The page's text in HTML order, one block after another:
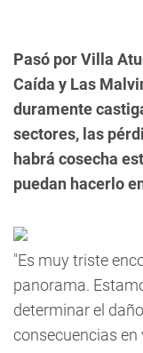
Pasó por Villa
Caída y Las
duramente
sectores, las
habrá cosecha
puedan hacerlo
"Es muy triste
panorama.
determinar el
consecuencias en